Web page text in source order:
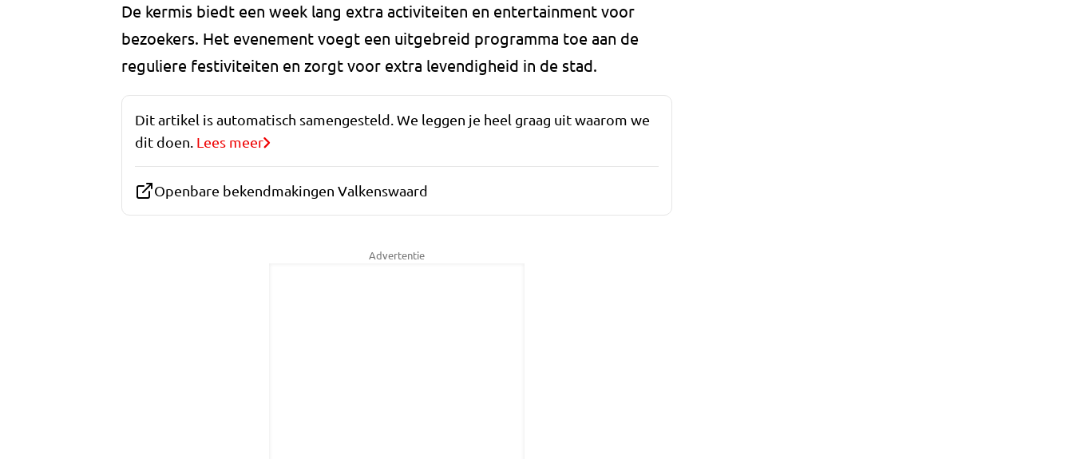
De kermis biedt een week lang extra activiteiten en entertainment voor
bezoekers. Het evenement voegt een uitgebreid programma toe aan de
reguliere festiviteiten en zorgt voor extra levendigheid in de stad.
Dit artikel is automatisch samengesteld. We leggen je heel graag uit waarom we
dit doen. Lees meer
Openbare bekendmakingen Valkenswaard
Advertentie